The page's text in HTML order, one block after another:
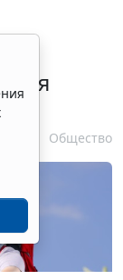
для
Общество